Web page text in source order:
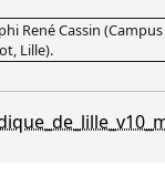
René Cassin
Lille).